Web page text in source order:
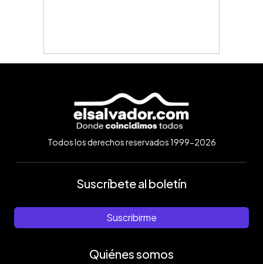
Todos los derechos reservados 1999-2026
Suscríbete al boletín
Suscribirme
Quiénes somos